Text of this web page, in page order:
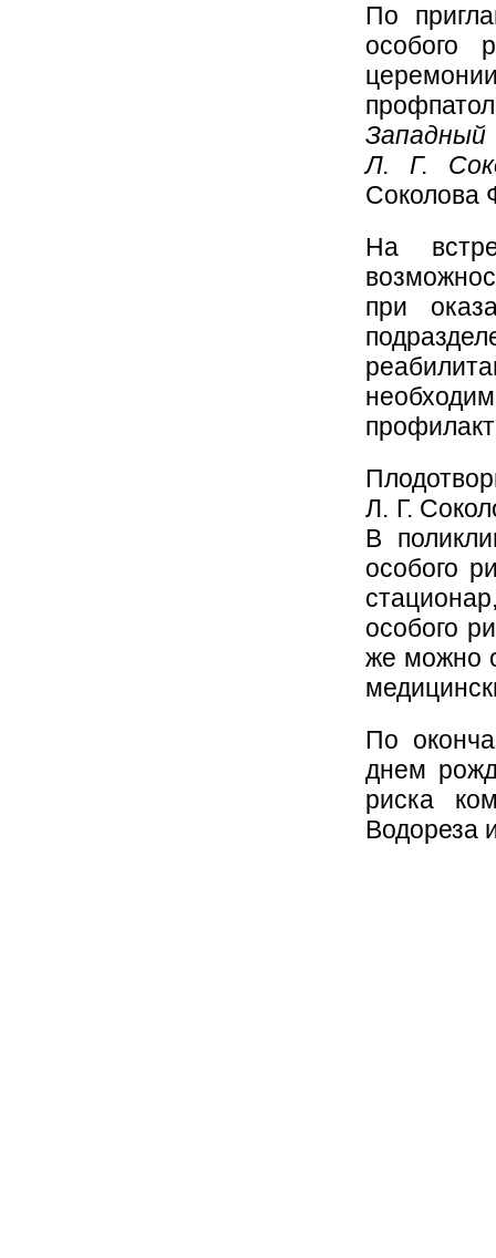
По
особого
Западный
Л. Г.
Соколова
На
при
Л. Г.
В
особого
особого
же можно
По
днем
риска
Водореза